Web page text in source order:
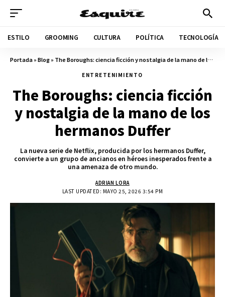
ESTILO GROOMING CULTURA POLÍTICA TECNOLOGÍA
Portada»Blog» The Boroughs: ciencia ficción y nostalgia de la mano de los hermanos Duffer
ENTRETENIMIENTO
The Boroughs: ciencia ficción
y nostalgia de la mano de los
hermanos Duffer
La nueva serie de Netflix, producida por los hermanos Duffer,
convierte a un grupo de ancianos en héroes inesperados frente a
una amenaza de otro mundo.
LAST UPDATED: MAYO 25, 2026 3:54 PM
ADRIAN LORA